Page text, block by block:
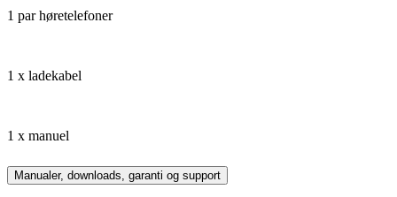
1 par høretelefoner
1 x ladekabel
1 x manuel
Manualer, downloads, garanti og support